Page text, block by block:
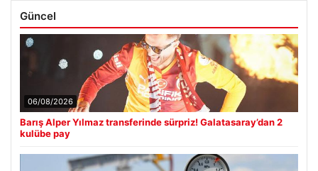
Güncel
06/08/2026
Barış Alper Yılmaz transferinde sürpriz! Galatasaray’dan 2
kulübe pay